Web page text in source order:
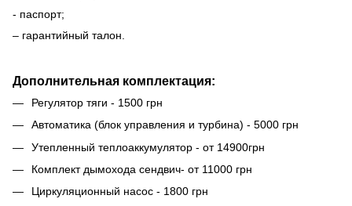
- паспорт;
– гарантийный талон.
Дополнительная комплектация:
Регулятор тяги - 1500 грн
Автоматика (блок управления и турбина) - 5000 грн
Утепленный теплоаккумулятор - от 14900грн
Комплект дымохода сендвич- от 11000 грн
Циркуляционный насос - 1800 грн